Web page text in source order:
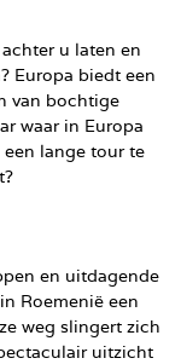
u laten en
Europa biedt een
van bochtige
waar in Europa
lange tour te
en uitdagende
Roemenië een
weg slingert zich
uitzicht